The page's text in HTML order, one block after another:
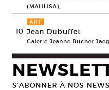
(MAHHSA),
10
ART
Jean Dubuffet
Galerie Jeanne Bucher
S’ABONNER À NOS